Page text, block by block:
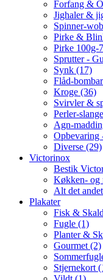
Forfang &
Jighaler &
Spinner-
Pirke &
Pirke 100g-
Sprutter -
Synk (17)
Flåd-
Kroge (36)
Svirvler &
Perler-
Agn-
Opbevaring
Diverse (29)
Victorinox
Bestik
Køkken- og
Alt det
Plakater
Fisk &
Fugle (1)
Planter &
Gourmet (2)
Stjernekort